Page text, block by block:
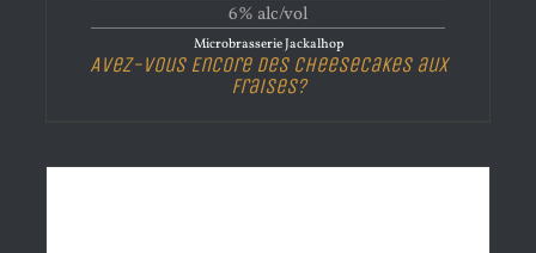
6% alc/vol
Microbrasserie Jackalhop
Avez-vous Encore des Cheesecakes aux
Fraises?